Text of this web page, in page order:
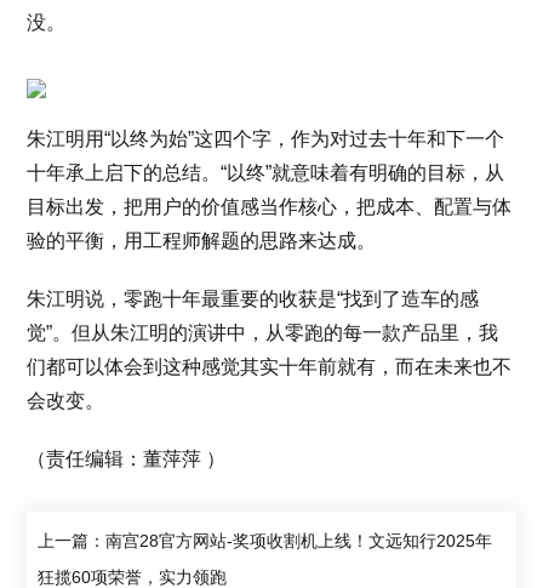
没。
朱江明用“以终为始”这四个字，作为对过去十年和下一个
十年承上启下的总结。“以终”就意味着有明确的目标，从
目标出发，把用户的价值感当作核心，把成本、配置与体
验的平衡，用工程师解题的思路来达成。
朱江明说，零跑十年最重要的收获是“找到了造车的感
觉”。但从朱江明的演讲中，从零跑的每一款产品里，我
们都可以体会到这种感觉其实十年前就有，而在未来也不
会改变。
（责任编辑：董萍萍 ）
上一篇：南宫28官方网站-奖项收割机上线！文远知行2025年
狂揽60项荣誉，实力领跑